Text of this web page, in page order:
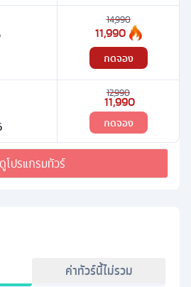
14,990
11,990
กดจอง
12,990
11,990
กดจอง
ดูโปรแกรมทัวร์
ค่าทัวร์นี้ไม่รวม